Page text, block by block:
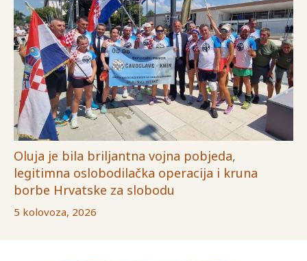
Oluja je bila briljantna vojna pobjeda,
legitimna oslobodilačka operacija i kruna
borbe Hrvatske za slobodu
5 kolovoza, 2026